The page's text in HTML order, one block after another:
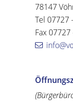
78147
Tel 07727
Fax